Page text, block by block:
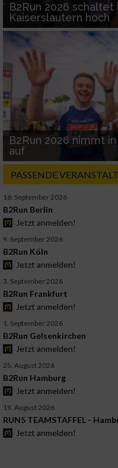
B2Run 2026
Kaiserslautern hoch
B2Run 2026 nimmt
auf
PASSENDE
16. September 2026
B2Run Berlin
Jetzt anmelden!
9. September 2026
B2Run Köln
Jetzt anmelden!
3. September 2026
B2Run Frankfurt
Jetzt anmelden!
1. September 2026
B2Run Gelsenkirchen
Jetzt anmelden!
25. August 2026
B2Run Hamburg
Jetzt anmelden!
19. August 2026
RUN5 TEAMSTAFFEL -
Jetzt anmelden!